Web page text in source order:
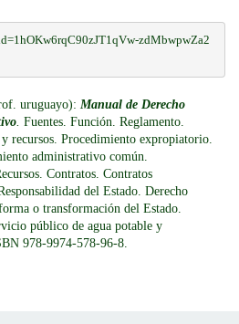
zdMbwpwZa2
uruguayo): Manual de Derecho
Fuentes. Función. Reglamento.
recursos. Procedimiento expropiatorio.
administrativo común.
Contratos. Contratos
del Estado. Derecho
o transformación del Estado.
público de agua potable y
978-9974-578-96-8.